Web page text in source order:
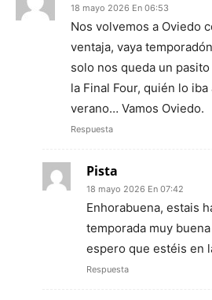
18 mayo 2026 En 06:53
Nos volvemos a Oviedo
ventaja, vaya
solo nos queda un
la Final Four, quién lo
verano… Vamos Oviedo.
Respuesta
Pista
18 mayo 2026 En 07:42
Enhorabuena, estais
temporada muy
espero que estéis en
Respuesta